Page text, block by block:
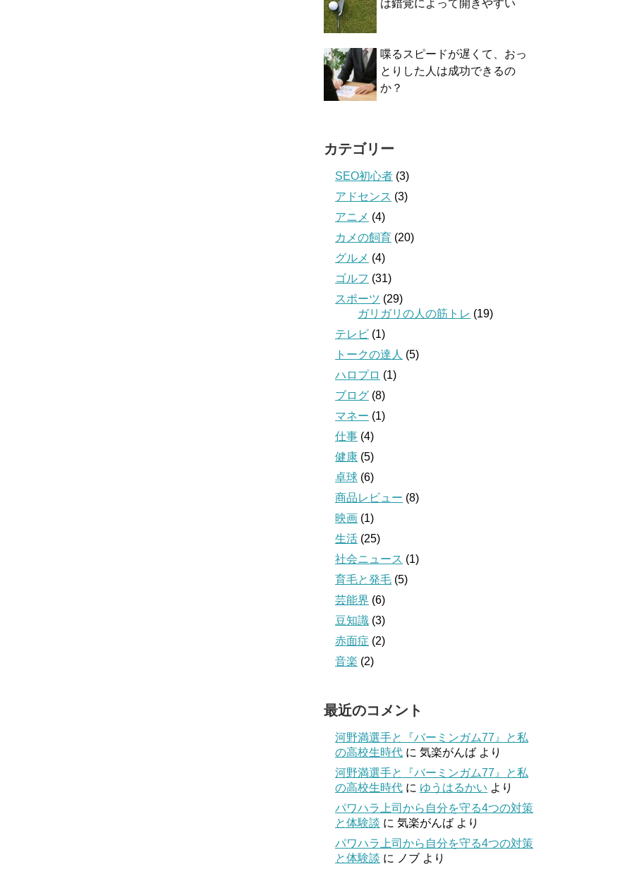
は錯覚によって開きやすい
喋るスピードが遅くて、おっ
とりした人は成功できるの
か？
カテゴリー
SEO初心者 (3)
アドセンス (3)
アニメ (4)
カメの飼育 (20)
グルメ (4)
ゴルフ (31)
スポーツ (29)
ガリガリの人の筋トレ (19)
テレビ (1)
トークの達人 (5)
ハロプロ (1)
ブログ (8)
マネー (1)
仕事 (4)
健康 (5)
卓球 (6)
商品レビュー (8)
映画 (1)
生活 (25)
社会ニュース (1)
育毛と発毛 (5)
芸能界 (6)
豆知識 (3)
赤面症 (2)
音楽 (2)
最近のコメント
河野満選手と『バーミンガム77』と私
の高校生時代 に 気楽がんば より
河野満選手と『バーミンガム77』と私
の高校生時代 に ゆうはるかい より
パワハラ上司から自分を守る4つの対策
と体験談 に 気楽がんば より
パワハラ上司から自分を守る4つの対策
と体験談 に ノブ より